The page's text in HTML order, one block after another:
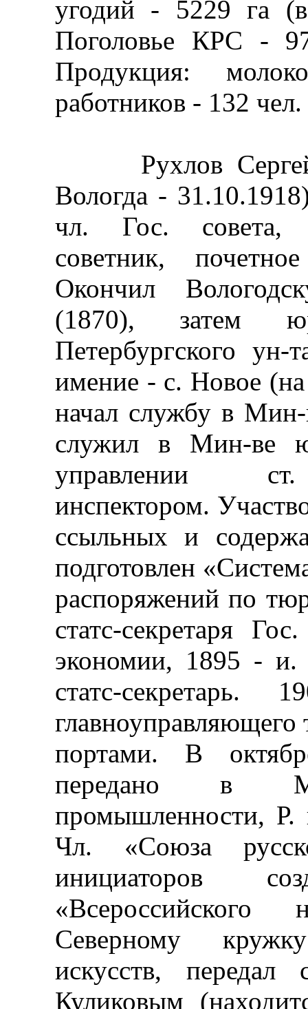
угодий - 5229 га
Поголовье КРС -
Продукция:
работников - 132
Рухлов Сергей
Вологда -
чл. Гос. совета,
советник,
Окончил
(1870), затем
Петербургского
имение - с. Новое
начал службу в
служил в Мин-ве
управлении ст.
инспектором.
ссыльных и
подготовлен
распоряжений по
статс-секретаря
экономии, 1895 - и.
статс-
портами. В
передано в
промышленности, Р.
Чл. «Союза
инициаторов
Северному
искусств, передал
Куликовым